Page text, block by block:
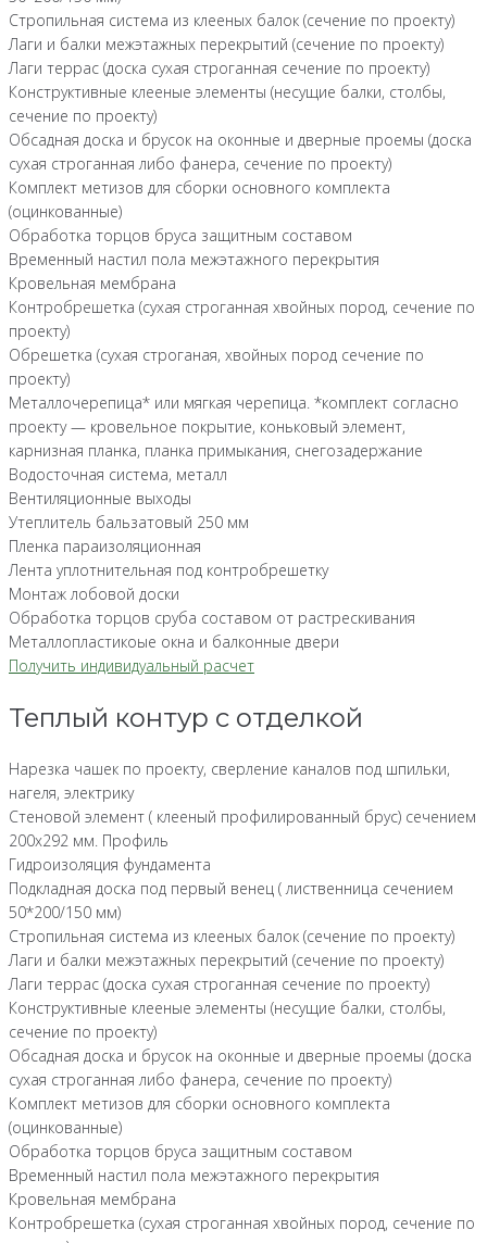
Стропильная система из клееных балок (сечение по проекту)
Лаги и балки межэтажных перекрытий (сечение по проекту)
Лаги террас (доска сухая строганная сечение по проекту)
Конструктивные клееные элементы (несущие балки, столбы,
сечение по проекту)
Обсадная доска и брусок на оконные и дверные проемы (доска
сухая строганная либо фанера, сечение по проекту)
Комплект метизов для сборки основного комплекта
(оцинкованные)
Обработка торцов бруса защитным составом
Временный настил пола межэтажного перекрытия
Кровельная мембрана
Контробрешетка (сухая строганная хвойных пород, сечение по
проекту)
Обрешетка (сухая строганая, хвойных пород сечение по
проекту)
Металлочерепица* или мягкая черепица. *комплект согласно
проекту — кровельное покрытие, коньковый элемент,
карнизная планка, планка примыкания, снегозадержание
Водосточная система, металл
Вентиляционные выходы
Утеплитель бальзатовый 250 мм
Пленка параизоляционная
Лента уплотнительная под контробрешетку
Монтаж лобовой доски
Обработка торцов сруба составом от растрескивания
Металлопластикоые окна и балконные двери
Получить индивидуальный расчет
Теплый контур с отделкой
Нарезка чашек по проекту, сверление каналов под шпильки,
нагеля, электрику
Стеновой элемент ( клееный профилированный брус) сечением
200х292 мм. Профиль
Гидроизоляция фундамента
Подкладная доска под первый венец ( лиственница сечением
50*200/150 мм)
Стропильная система из клееных балок (сечение по проекту)
Лаги и балки межэтажных перекрытий (сечение по проекту)
Лаги террас (доска сухая строганная сечение по проекту)
Конструктивные клееные элементы (несущие балки, столбы,
сечение по проекту)
Обсадная доска и брусок на оконные и дверные проемы (доска
сухая строганная либо фанера, сечение по проекту)
Комплект метизов для сборки основного комплекта
(оцинкованные)
Обработка торцов бруса защитным составом
Временный настил пола межэтажного перекрытия
Кровельная мембрана
Контробрешетка (сухая строганная хвойных пород, сечение по